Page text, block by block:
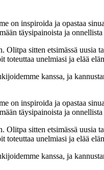
on inspiroida ja opastaa
täysipainoista ja onnellista
sitten etsimässä uusia
unelmiasi ja elää
kanssa, ja
on inspiroida ja opastaa
täysipainoista ja onnellista
sitten etsimässä uusia
unelmiasi ja elää
kanssa, ja